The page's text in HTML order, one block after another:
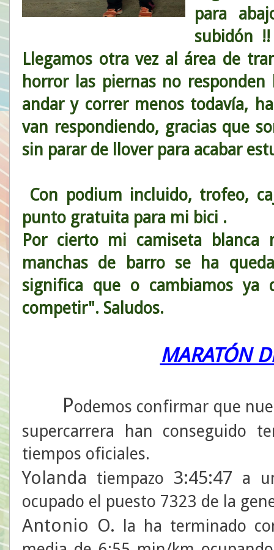
para
subidón
Llegamos otra vez al área de
horror las piernas no
andar y correr menos todavía,
van respondiendo, gracias que
sin parar de llover para acabar
Con podium incluido, trofeo,
punto gratuita para mi bici .
Por cierto mi camiseta
manchas de barro se ha
significa que o cambiamos
competir". Saludos.
MARATÓN
Podemos confirmar que
supercarrera han conseguido
tiempos oficiales.
Yolanda tiempazo 3:45:47 a
ocupado el puesto 7323 de la
Antonio O. la ha terminado